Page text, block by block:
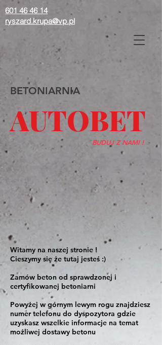
601 46 46 14
ryszard.krupa@vp.pl
BETONIARNIA
AUTOBET
BUDUJ Z NAMI !
Witamy na naszej stronie !
Cieszymy się że tutaj jesteś :)
Zamów beton od sprawdzonej i
certyfikowanej betoniarni
Powyżej w górnym lewym rogu znajdziesz
numer telefonu do dyspozytora gdzie
uzyskasz wszelkie informacje na temat
możliwej dostawy betonu